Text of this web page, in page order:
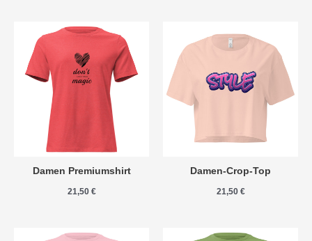
Damen Premiumshirt
21,50 €
Damen-Crop-Top
21,50 €